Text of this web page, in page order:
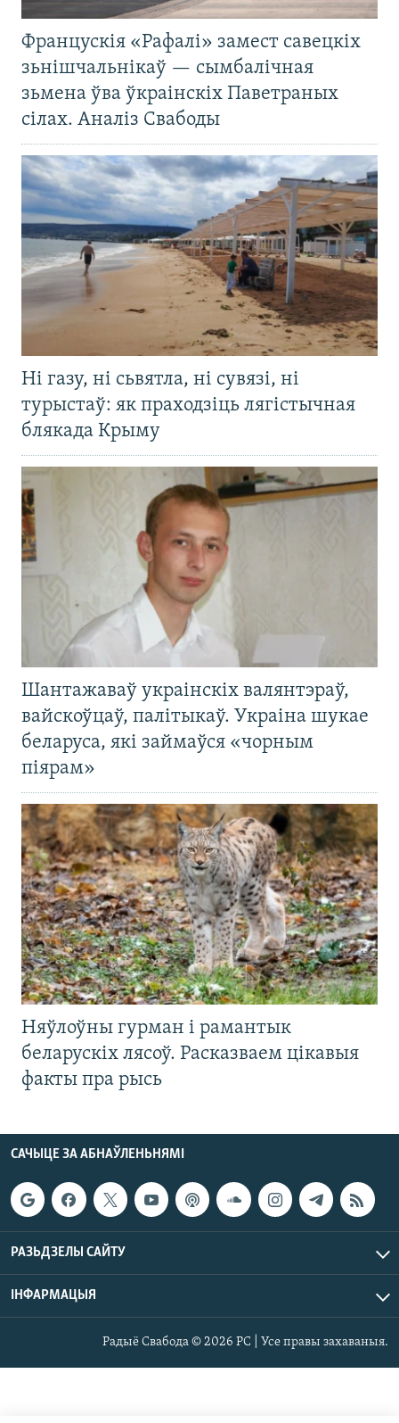
Францускія «Рафалі» замест савецкіх
зьнішчальнікаў — сымбалічная
зьмена ўва ўкраінскіх Паветраных
сілах. Аналіз Свабоды
Ні газу, ні сьвятла, ні сувязі, ні
турыстаў: як праходзіць лягістычная
блякада Крыму
Шантажаваў украінскіх валянтэраў,
вайскоўцаў, палітыкаў. Украіна шукае
беларуса, які займаўся «чорным
піярам»
Няўлоўны гурман і рамантык
беларускіх лясоў. Расказваем цікавыя
факты пра рысь
САЧЫЦЕ ЗА АБНАЎЛЕНЬНЯМІ
РАЗЬДЗЕЛЫ САЙТУ
ІНФАРМАЦЫЯ
Радыё Свабода © 2026 РС | Усе правы захаваныя.